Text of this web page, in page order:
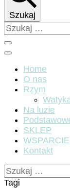
Szukaj
Szukaj:
Home
O nas
Rzym
Na luzie
SKLEP
Kontakt
Szukaj:
Tagi